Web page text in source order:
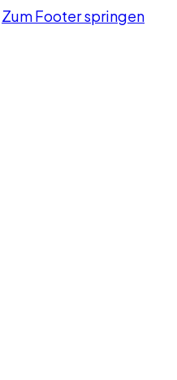
Zum Footer springen